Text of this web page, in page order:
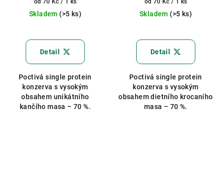
cena:
od 70 Kč / 1 ks
Skladem (>5 ks)
hodnocení
produktu
z
5
hvězdiček.
Detail
Poctivá single protein
konzerva s vysokým
obsahem unikátního
kančího masa – 70 %.
cena:
od 70 Kč / 1 ks
Skladem (>5 ks)
Detail
Poctivá single protein
konzerva s vysokým
obsahem dietního krocaního
masa – 70 %.